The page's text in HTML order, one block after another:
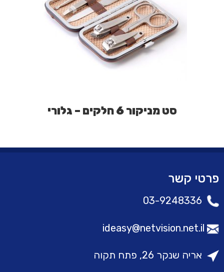
סט מניקור 6 חלקים – גלורי
פרטי קשר
03-9248336
ideasy@netvision.net.il
אריה שנקר 26, פתח תקוה